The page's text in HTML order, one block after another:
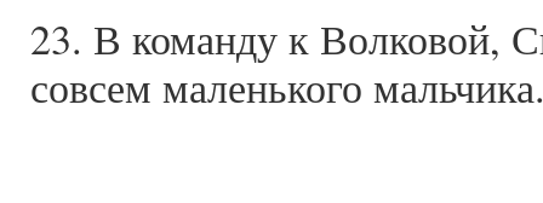
23. В команду к Волковой,
совсем маленького